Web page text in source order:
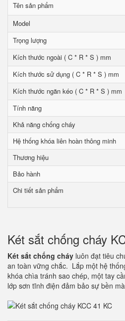
Tên sản phẩm
Model
Trọng lượng
Kích thước ngoài ( C * R * S ) mm
Kích thước sử dụng ( C * R * S ) mm
Kích thước ngăn kéo ( C * R * S ) mm
Tính năng
Khả năng chống cháy
Hệ thống khóa liên hoàn thông minh
Thương hiệu
Bảo hành
Chi tiết sản phẩm
Két sắt chống cháy
Két sắt chống cháy luôn đạt tiêu
an toàn vững chắc. Lắp một hệ
khóa chìa tránh sao chép, một tay
lớp sơn tĩnh điện đảm bảo sự bền